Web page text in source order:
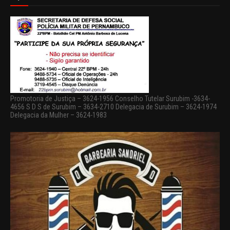
Promotoria de Justiça – 3624-1956 Conselho Tutelar Surubim -3634-
4656 S D S de Surubim – 3634-2710 Delegacia de Surubim – 3624-1974
Delegacia da Mulher – 3624-1983